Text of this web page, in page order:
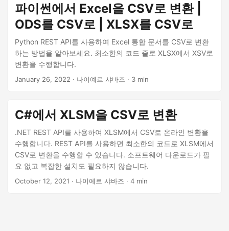
파이썬에서 Excel을 CSV로 변환 |
ODS를 CSV로 | XLSX를 CSV로
Python REST API를 사용하여 Excel 통합 문서를 CSV로 변환
하는 방법을 알아보세요. 최소한의 코드 줄로 XLSX에서 XSV로
변환을 수행합니다.
January 26, 2022 · 나이예르 샤바즈 · 3 min
C#에서 XLSM을 CSV로 변환
.NET REST API를 사용하여 XLSM에서 CSV로 온라인 변환을
수행합니다. REST API를 사용하면 최소한의 코드로 XLSM에서
CSV로 변환을 수행할 수 있습니다. 소프트웨어 다운로드가 필
요 없고 복잡한 설치도 필요하지 않습니다.
October 12, 2021 · 나이예르 샤바즈 · 4 min